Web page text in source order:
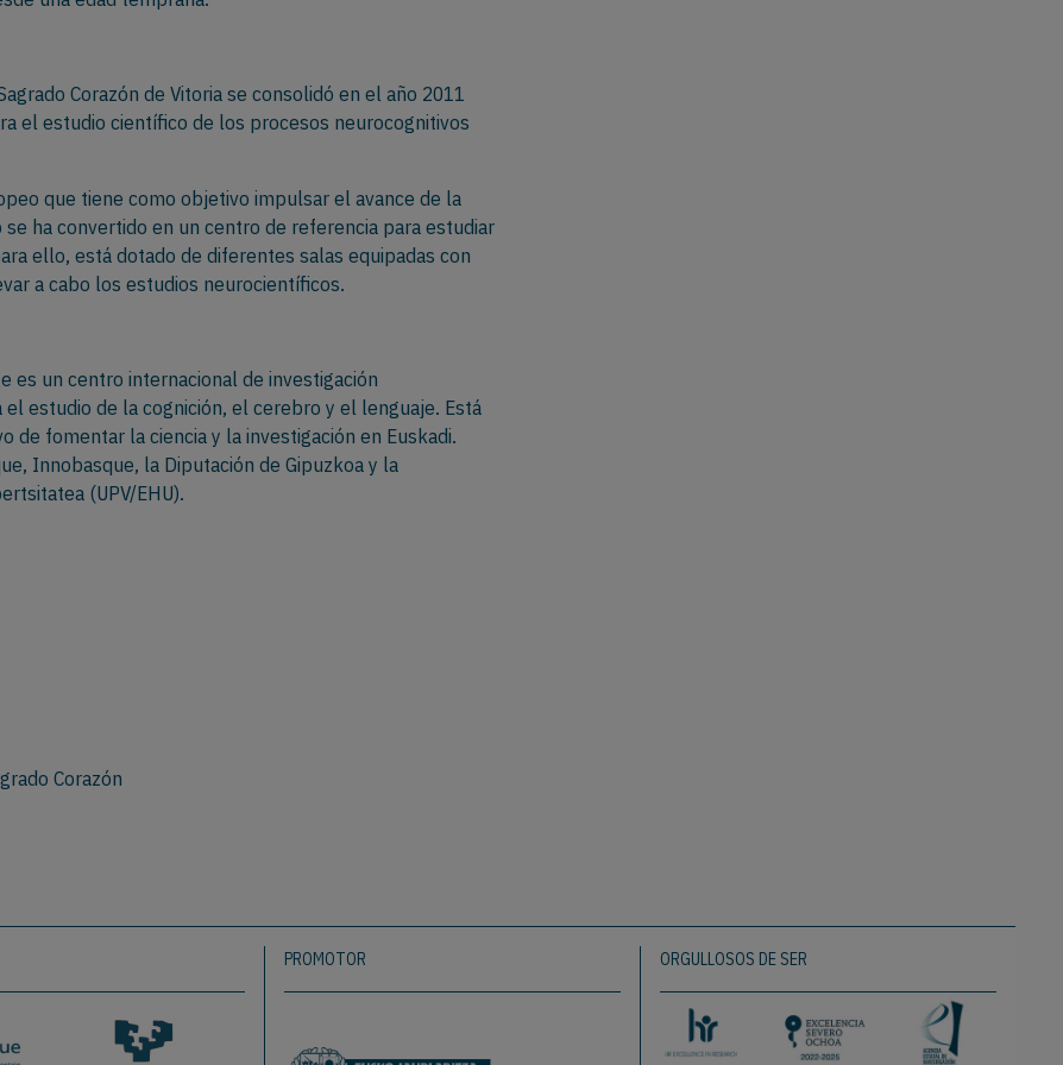
Corazón de Vitoria se consolidó en el año 2011
el estudio científico de los procesos neurocognitivos
que tiene como objetivo impulsar el avance de la
ha convertido en un centro de referencia para estudiar
ello, está dotado de diferentes salas equipadas con
a cabo los estudios neurocientíficos.
es un centro internacional de investigación
estudio de la cognición, el cerebro y el lenguaje. Está
fomentar la ciencia y la investigación en Euskadi.
Innobasque, la Diputación de Gipuzkoa y la
(UPV/EHU).
Corazón
PROMOTOR ORGULLOSOS DE SER